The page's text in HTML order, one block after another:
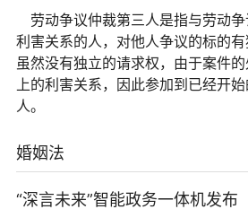
劳动争议仲裁第三人是指与劳动
利害关系的人，对他人争议的标的
虽然没有独立的请求权，由于案件
上的利害关系，因此参加到已经开
人。
婚姻法
“深言未来”智能政务一体机发布